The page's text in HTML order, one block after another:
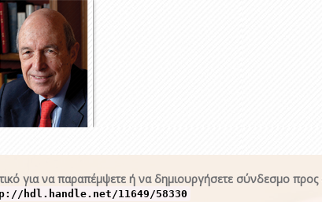
για να παραπέμψετε ή να δημιουργήσετε σύνδεσμο προς
hdl.handle.net/11649/58330